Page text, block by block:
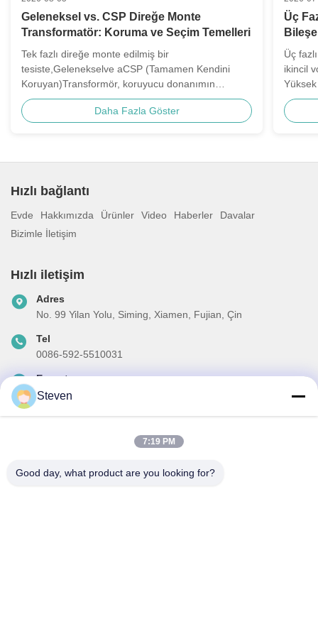
Geleneksel vs. CSP Direğe Monte
Transformatör: Koruma ve Seçim Temelleri
Tek fazlı direğe monte edilmiş bir
tesiste,Gelenekselve aCSP (Tamamen Kendini
Koruyan)Transformör, koruyucu donanımın
yerleştirildiği yerde yer almaktadır: direğe veya
ünitenin içine. Geleneksel birimlerKol yapılarına
Daha Fazla Göster
Üç
Üç
ikincil
sabit
Hızlı bağlantı
Evde Hakkımızda Ürünler Video Haberler
Davalar
Bizimle İletişim
Hızlı iletişim
Adres
No. 99 Yilan Yolu, Siming, Xiamen, Fujian, Çin
Tel
0086-592-5510031
E-posta
steven@winley-electric.com
İndirimler ve daha fazlası için bültenimize abone olun.
Steven
7:19 PM
Good day, what product are you looking for?